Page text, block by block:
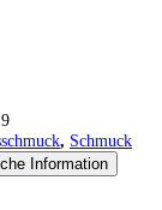
, Schmuck
Information